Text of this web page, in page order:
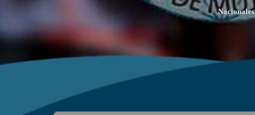
Nacionales